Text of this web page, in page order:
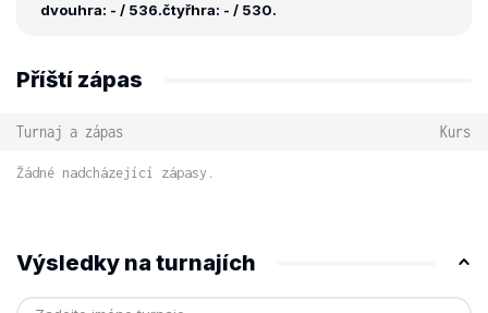
dvouhra: - / 536.čtyřhra: - / 530.
Příští zápas
Turnaj a zápas Kurs
Žádné nadcházející zápasy.
Výsledky na turnajích